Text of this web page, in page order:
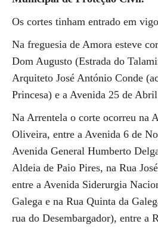
Os cortes tinham entrado em
Na freguesia de Amora esteve
Dom Augusto (Estrada do
Arquiteto José António Conde
Princesa) e a Avenida 25 de
Na Arrentela o corte ocorreu na
Oliveira, entre a Avenida 6 de
Avenida General Humberto
Aldeia de Paio Pires, na Rua
entre a Avenida Siderurgia
Galega e na Rua Quinta da
rua do Desembargador), entre a